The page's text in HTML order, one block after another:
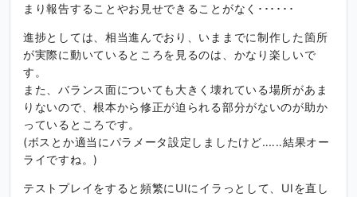
まり報告することやお見せできることがなく･･････
進捗としては、相当進んでおり、いままでに制作した箇所
が実際に動いているところを見るのは、かなり楽しいで
す。
また、バランス面についても大きく壊れている場所があま
りないので、根本から修正が迫られる部分がないのが助か
っているところです。
(ボスとか適当にパラメータ設定しましたけど‥‥‥結果オー
ライですね。)
テストプレイをすると頻繁にUIにイラっとして、UIを直し